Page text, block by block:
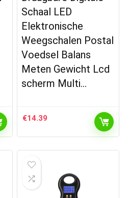
Schaal LED
Elektronische
Weegschalen Postal
Voedsel Balans
Meten Gewicht Lcd
scherm Multi…
€14.39